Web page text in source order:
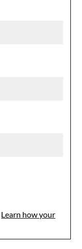
Learn how your